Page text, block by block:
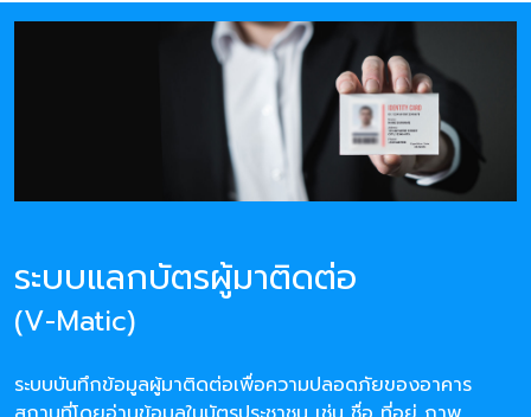
ระบบแลกบัตรผู้มาติดต่อ
(V-Matic)
ระบบบันทึกข้อมูลผู้มาติดต่อเพื่อความปลอดภัยของอาคาร